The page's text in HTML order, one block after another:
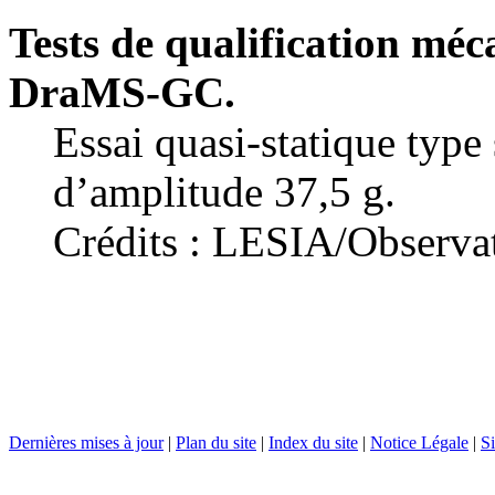
Tests de qualification
DraMS‑GC.
Essai quasi-statique
d’amplitude 37,5 g.
Crédits : LESIA/
Dernières mises à jour| Plan du site | Index du site | Notice Légale |